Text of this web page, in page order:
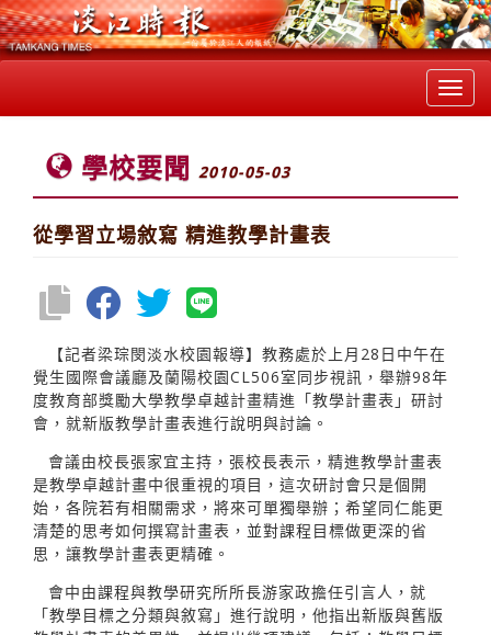
學校要聞 2010-05-03
從學習立場敘寫 精進教學計畫表
【記者梁琮閔淡水校園報導】教務處於上月28日中午在
覺生國際會議廳及蘭陽校園CL506室同步視訊，舉辦98年
度教育部獎勵大學教學卓越計畫精進「教學計畫表」研討
會，就新版教學計畫表進行說明與討論。
會議由校長張家宜主持，張校長表示，精進教學計畫表
是教學卓越計畫中很重視的項目，這次研討會只是個開
始，各院若有相關需求，將來可單獨舉辦；希望同仁能更
清楚的思考如何撰寫計畫表，並對課程目標做更深的省
思，讓教學計畫表更精確。
會中由課程與教學研究所所長游家政擔任引言人，就
「教學目標之分類與敘寫」進行說明，他指出新版與舊版